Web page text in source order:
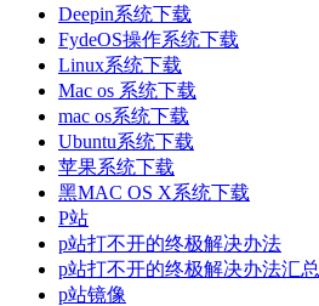
Deepin系统下载
FydeOS操作系统下载
Linux系统下载
Mac os 系统下载
mac os系统下载
Ubuntu系统下载
苹果系统下载
黑MAC OS X系统下载
P站
p站打不开的终极解决办法
p站打不开的终极解决办法汇总
p站镜像